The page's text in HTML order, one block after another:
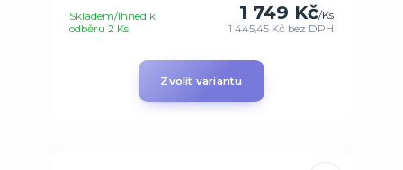
1 749 Kč/Ks
1 445,45 Kč bez DPH
Skladem/Ihned k
odběru 2 Ks
Zvolit variantu